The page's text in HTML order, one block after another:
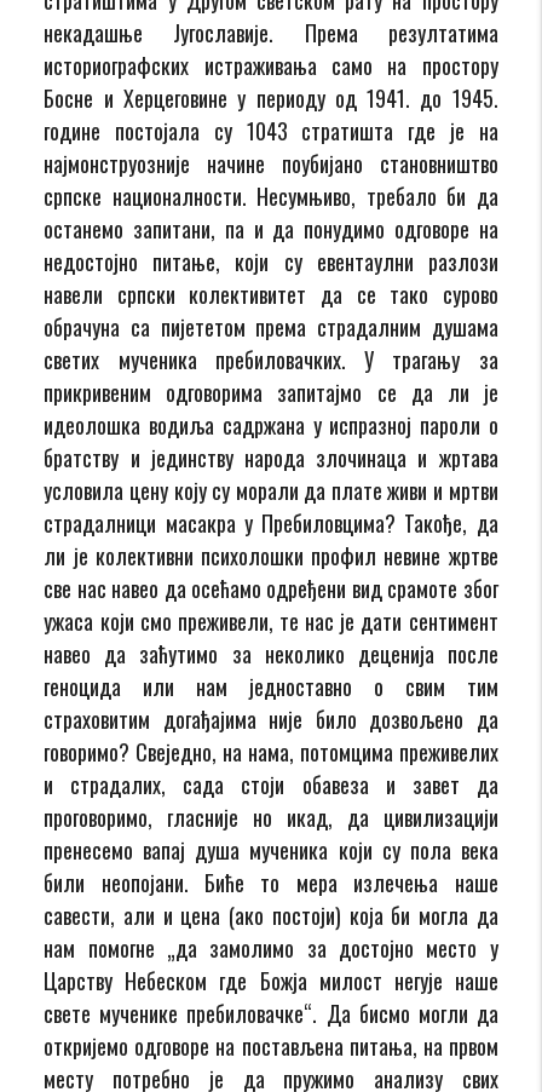
некадашње Југославије. Према резултатима
историографских истраживања само на простору
Босне и Херцеговине у периоду од 1941. до 1945.
године постојала су 1043 стратишта где је на
најмонструозније начине поубијано становништво
српске националности. Несумњиво, требало би да
останемо запитани, па и да понудимо одговоре на
недостојно питање, који су евентаулни разлози
навели српски колективитет да се тако сурово
обрачуна са пијететом према страдалним душама
светих мученика пребиловачких. У трагању за
прикривеним одговорима запитајмо се да ли је
идеолошка водиља садржана у испразној пароли о
братству и јединству народа злочинаца и жртава
условила цену коју су морали да плате живи и мртви
страдалници масакра у Пребиловцима? Такође, да
ли је колективни психолошки профил невине жртве
све нас навео да осећамо одређени вид срамоте због
ужаса који смо преживели, те нас је дати сентимент
навео да заћутимо за неколико деценија после
геноцида или нам једноставно о свим тим
страховитим догађајима није било дозвољено да
говоримо? Свеједно, на нама, потомцима преживелих
и страдалих, сада стоји обавеза и завет да
проговоримо, гласније но икад, да цивилизацији
пренесемо вапај душа мученика који су пола века
били неопојани. Биће то мера излечења наше
савести, али и цена (ако постоји) која би могла да
нам помогне „да замолимо за достојно место у
Царству Небеском где Божја милост негује наше
свете мученике пребиловачке“. Да бисмо могли да
откријемо одговоре на постављена питања, на првом
месту потребно је да пружимо анализу свих